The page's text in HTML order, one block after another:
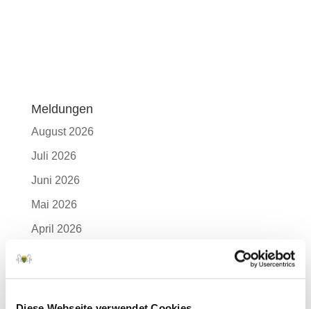
Meldungen
August 2026
Juli 2026
Juni 2026
Mai 2026
April 2026
März 2026
Februar 2026
Januar 2026